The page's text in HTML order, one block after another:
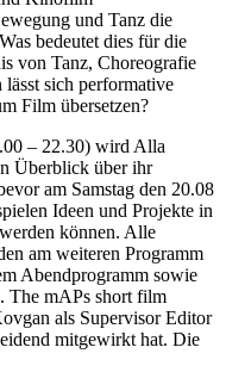
und Tanz die
bedeutet dies für die
von Tanz, Choreografie
sich performative
Film übersetzen?
– 22.30) wird Alla
Überblick über ihr
am Samstag den 20.08
Ideen und Projekte in
können. Alle
am weiteren Programm
Abendprogramm sowie
The mAPs short film
als Supervisor Editor
mitgewirkt hat. Die